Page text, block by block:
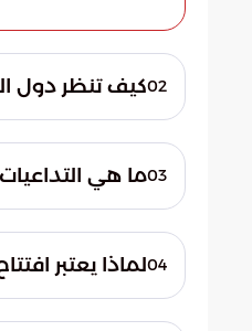
02كيف تنظر دول
استقرار
التي تضمن
03ما هي
تجاهل الحقوق
الإجراءات في
04لماذا يعتبر